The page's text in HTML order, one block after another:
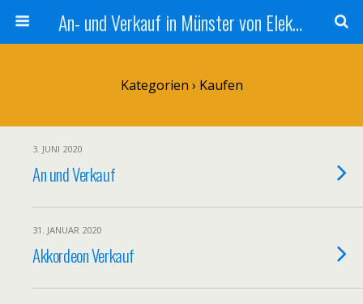
An- und Verkauf in Münster von Elektronik und Musikinstrumenten
Kategorien › Kaufen
3. JUNI 2020
An und Verkauf
31. JANUAR 2020
Akkordeon Verkauf